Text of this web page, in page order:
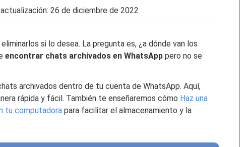
26 de diciembre de 2022
si lo desea. La pregunta es, ¿a dónde van los
encontrar chats archivados en WhatsApp pero no se
archivados dentro de tu cuenta de WhatsApp. Aquí,
rápida y fácil. También te enseñaremos cómo Haz una
tu computadora para facilitar el almacenamiento y la